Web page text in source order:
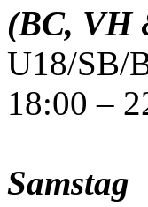
(BC, VH
U18/SB/
18:00 –
Samstag